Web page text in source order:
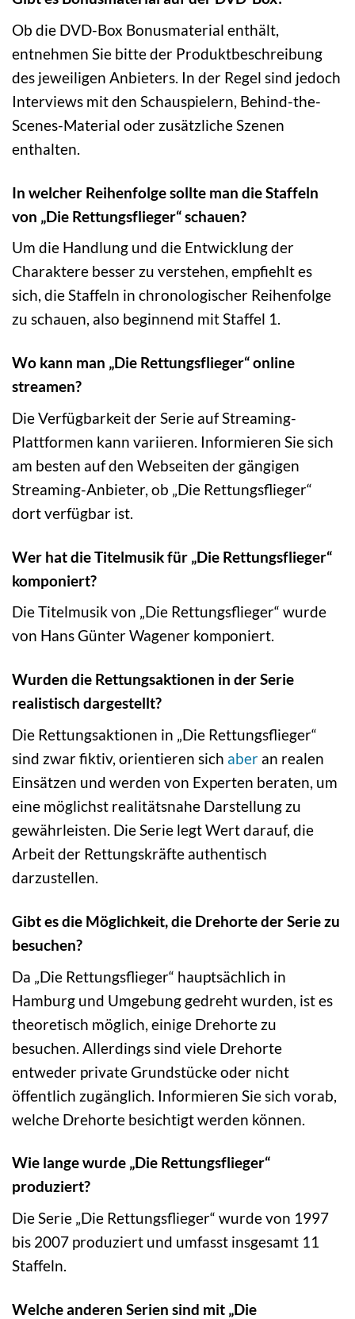
Ob die DVD-Box Bonusmaterial enthält,
entnehmen Sie bitte der Produktbeschreibung
des jeweiligen Anbieters. In der Regel sind jedoch
Interviews mit den Schauspielern, Behind-the-
Scenes-Material oder zusätzliche Szenen
enthalten.
In welcher Reihenfolge sollte man die Staffeln
von „Die Rettungsflieger“ schauen?
Um die Handlung und die Entwicklung der
Charaktere besser zu verstehen, empfiehlt es
sich, die Staffeln in chronologischer Reihenfolge
zu schauen, also beginnend mit Staffel 1.
Wo kann man „Die Rettungsflieger“ online
streamen?
Die Verfügbarkeit der Serie auf Streaming-
Plattformen kann variieren. Informieren Sie sich
am besten auf den Webseiten der gängigen
Streaming-Anbieter, ob „Die Rettungsflieger“
dort verfügbar ist.
Wer hat die Titelmusik für „Die Rettungsflieger“
komponiert?
Die Titelmusik von „Die Rettungsflieger“ wurde
von Hans Günter Wagener komponiert.
Wurden die Rettungsaktionen in der Serie
realistisch dargestellt?
Die Rettungsaktionen in „Die Rettungsflieger“
sind zwar fiktiv, orientieren sich aber an realen
Einsätzen und werden von Experten beraten, um
eine möglichst realitätsnahe Darstellung zu
gewährleisten. Die Serie legt Wert darauf, die
Arbeit der Rettungskräfte authentisch
darzustellen.
Gibt es die Möglichkeit, die Drehorte der Serie zu
besuchen?
Da „Die Rettungsflieger“ hauptsächlich in
Hamburg und Umgebung gedreht wurden, ist es
theoretisch möglich, einige Drehorte zu
besuchen. Allerdings sind viele Drehorte
entweder private Grundstücke oder nicht
öffentlich zugänglich. Informieren Sie sich vorab,
welche Drehorte besichtigt werden können.
Wie lange wurde „Die Rettungsflieger“
produziert?
Die Serie „Die Rettungsflieger“ wurde von 1997
bis 2007 produziert und umfasst insgesamt 11
Staffeln.
Welche anderen Serien sind mit „Die